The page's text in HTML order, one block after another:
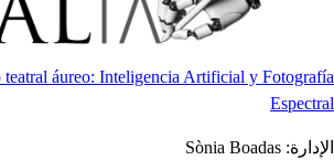
áureo: Inteligencia Artificial y Fotografía
Espectral
الإدارة: Sònia Boadas